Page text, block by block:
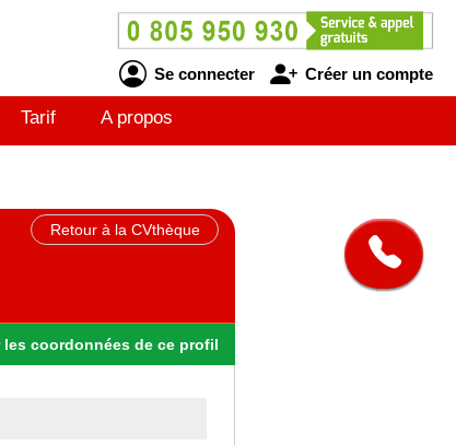
Se connecter Créer un compte
Tarif A propos
Retour à la CVthèque
les coordonnées de ce profil